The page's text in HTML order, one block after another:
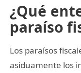
¿Qué
paraíso
Los paraísos
asiduamente los